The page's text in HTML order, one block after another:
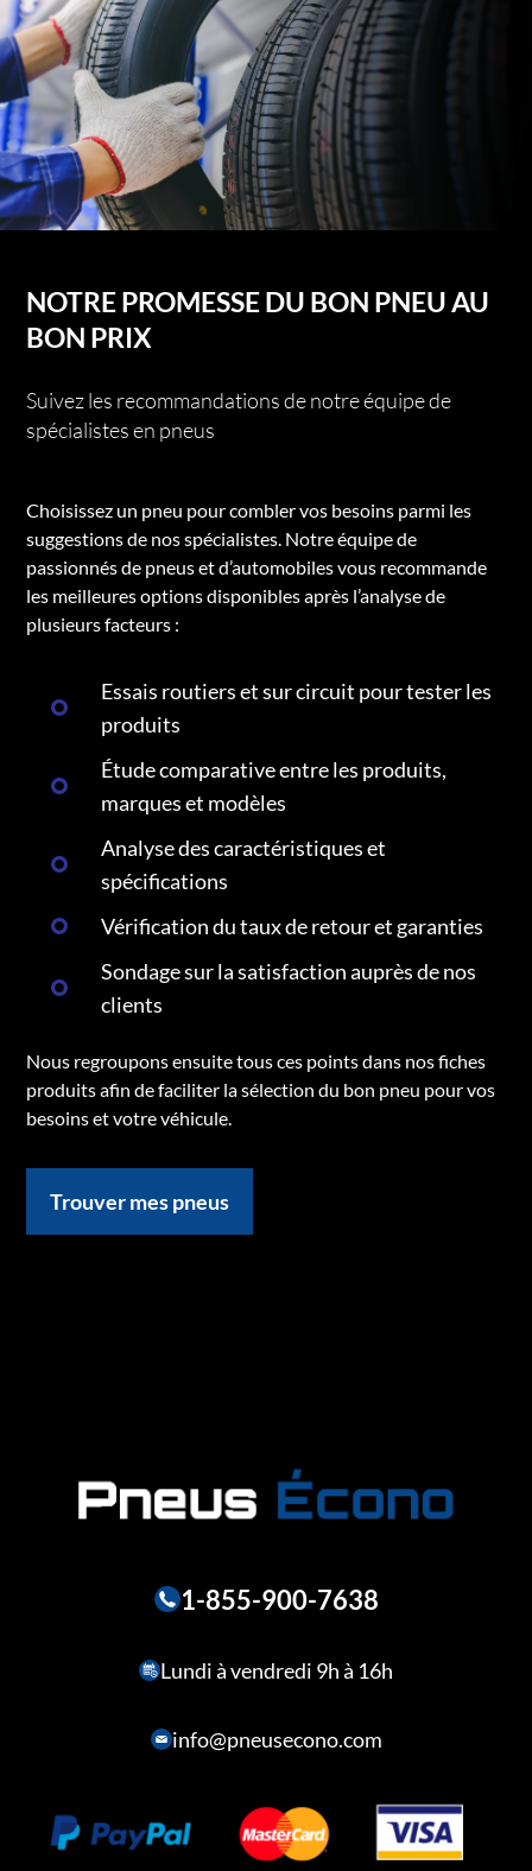
NOTRE PROMESSE DU BON PNEU AU
BON PRIX
Suivez les recommandations de notre équipe de
spécialistes en pneus
Choisissez un pneu pour combler vos besoins parmi les
suggestions de nos spécialistes. Notre équipe de
passionnés de pneus et d’automobiles vous recommande
les meilleures options disponibles après l’analyse de
plusieurs facteurs :
Essais routiers et sur circuit pour tester les
produits
Étude comparative entre les produits,
marques et modèles
Analyse des caractéristiques et
spécifications
Vérification du taux de retour et garanties
Sondage sur la satisfaction auprès de nos
clients
Nous regroupons ensuite tous ces points dans nos fiches
produits afin de faciliter la sélection du bon pneu pour vos
besoins et votre véhicule.
Trouver mes pneus
1-855-900-7638
Lundi à vendredi 9h à 16h
info@pneusecono.com